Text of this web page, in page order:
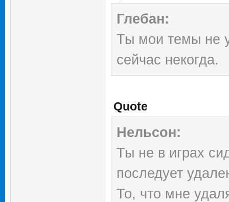
Глебан:
Ты мои темы не
сейчас некогда.
Quote
Нельсон:
Ты не в играх
последует
То, что мне